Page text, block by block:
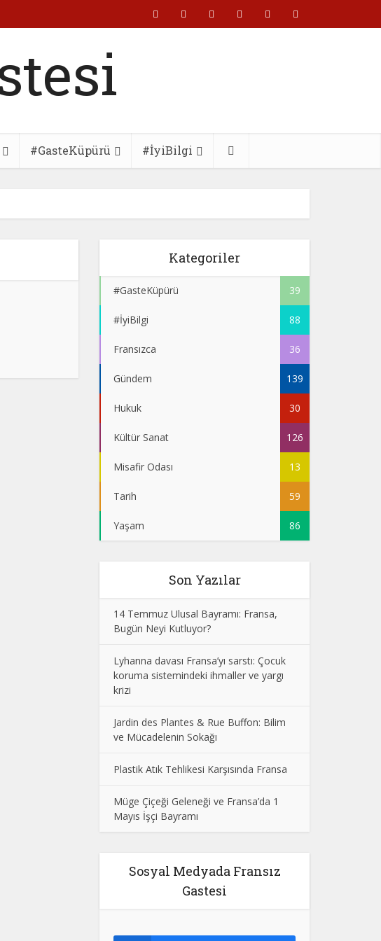
#GasteKüpürü #İyiBilgi
Kategoriler
#GasteKüpürü 39
#İyiBilgi 88
Fransızca 36
Gündem 139
Hukuk 30
Kültür Sanat 126
Misafir Odası 13
Tarih 59
Yaşam 86
Son Yazılar
14 Temmuz Ulusal Bayramı: Fransa,
Bugün Neyi Kutluyor?
Lyhanna davası Fransa’yı sarstı: Çocuk
koruma sistemindeki ihmaller ve yargı
krizi
Jardin des Plantes & Rue Buffon: Bilim
ve Mücadelenin Sokağı
Plastik Atık Tehlikesi Karşısında Fransa
Müge Çiçeği Geleneği ve Fransa’da 1
Mayıs İşçi Bayramı
Sosyal Medyada Fransız
Gastesi